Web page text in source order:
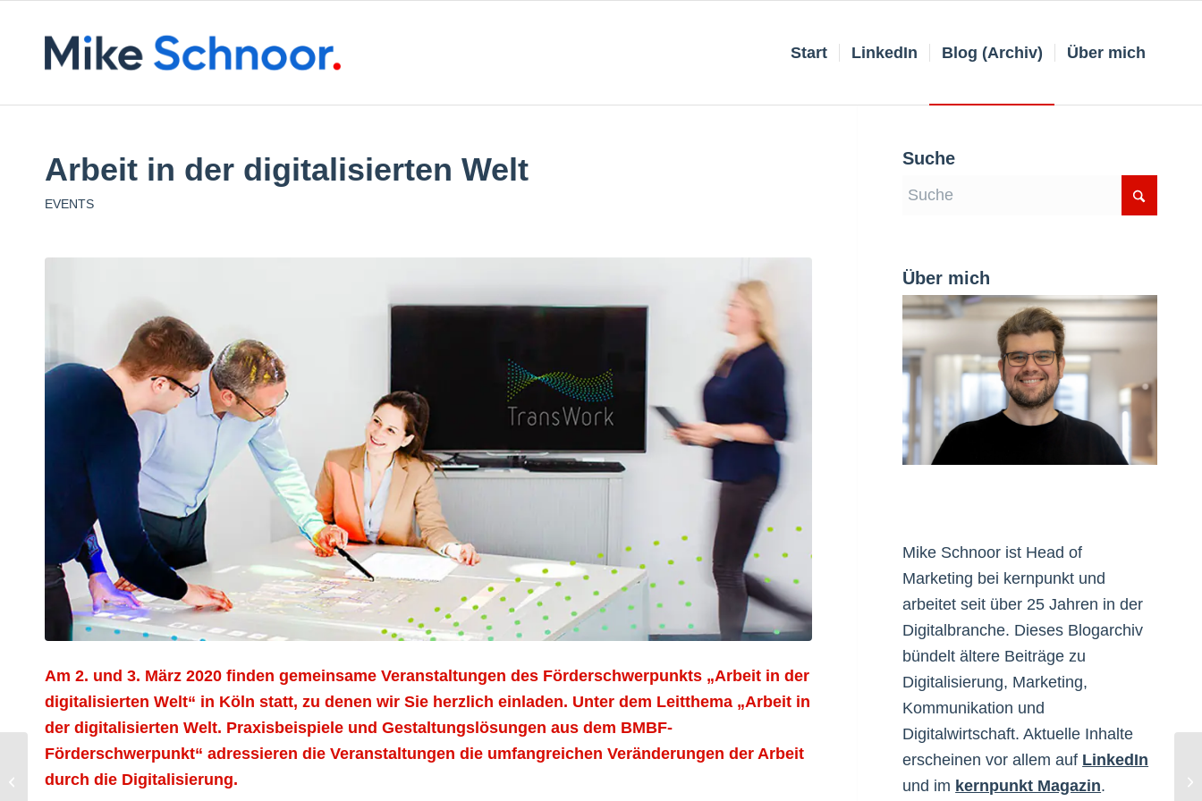
Start LinkedIn Blog (Archiv) Über mich
Arbeit in der digitalisierten Welt
EVENTS
Am 2. und 3. März 2020 finden gemeinsame Veranstaltungen des Förderschwerpunkts „Arbeit in der
digitalisierten Welt“ in Köln statt, zu denen wir Sie herzlich einladen. Unter dem Leitthema „Arbeit in
der digitalisierten Welt. Praxisbeispiele und Gestaltungslösungen aus dem BMBF-
Förderschwerpunkt“ adressieren die Veranstaltungen die umfangreichen Veränderungen der Arbeit
durch die Digitalisierung.
Suche
Über mich
Mike Schnoor ist Head of
Marketing bei kernpunkt und
arbeitet seit über 25 Jahren in der
Digitalbranche. Dieses Blogarchiv
bündelt ältere Beiträge zu
Digitalisierung, Marketing,
Kommunikation und
Digitalwirtschaft. Aktuelle Inhalte
erscheinen vor allem auf LinkedIn
und im kernpunkt Magazin.
Jetzt anmelden zum
Startup Hochschul